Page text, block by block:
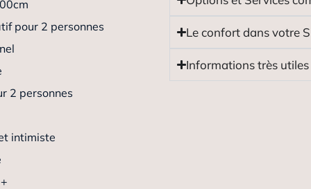
pour 2 personnes
2 personnes
intimiste
Le confort dans votre
Informations très utiles